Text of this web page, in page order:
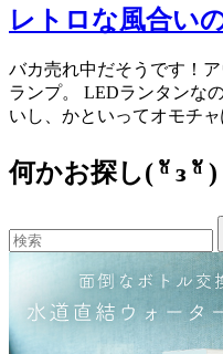
レトロな風合い
バカ売れ中だそうです！
ランプ。 LEDランタンな
いし、かといってオモチ
何かお探し( ᵅั ᴈ ᵅั )